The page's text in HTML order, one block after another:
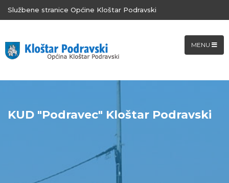
Službene stranice Općine Kloštar Podravski
MENU
KUD "Podravec" Kloštar Podravski